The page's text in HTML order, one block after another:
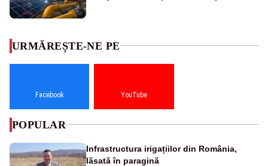
URMĂREȘTE-NE PE
Facebook YouTube
POPULAR
Infrastructura irigațiilor din România,
lăsată în paragină